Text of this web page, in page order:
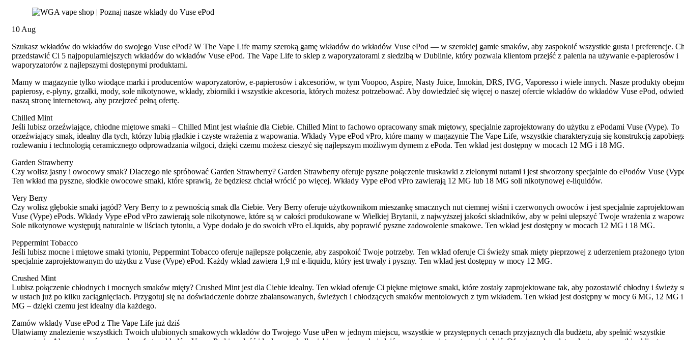
10 Aug
Szukasz wkładów do wkładów do swojego Vuse ePod? W The Vape Life mamy szeroką gamę wkładów do wkładów Vuse ePod — w szerokiej gamie smaków, aby zaspokoić wszystkie gusta i preferencje.
przedstawić Ci 5 najpopularniejszych wkładów do wkładów Vuse ePod. The Vape Life to sklep z waporyzatorami z siedzibą w Dublinie, który pozwala klientom przejść z palenia na używanie e-papierosów i
waporyzatorów z najlepszymi dostępnymi produktami.
Mamy w magazynie tylko wiodące marki i producentów waporyzatorów, e-papierosów i akcesoriów, w tym Voopoo, Aspire, Nasty Juice, Innokin, DRS, IVG, Vaporesso i wiele innych. Nasze produkty
papierosy, e-płyny, grzałki, mody, sole nikotynowe, wkłady, zbiorniki i wszystkie akcesoria, których możesz potrzebować. Aby dowiedzieć się więcej o naszej ofercie wkładów do wkładów Vuse ePod,
naszą stronę internetową, aby przejrzeć pełną ofertę.
Chilled Mint
Jeśli lubisz orzeźwiające, chłodne miętowe smaki – Chilled Mint jest właśnie dla Ciebie. Chilled Mint to fachowo opracowany smak miętowy, specjalnie zaprojektowany do użytku z ePodami Vuse (Vype). To
orzeźwiający smak, idealny dla tych, którzy lubią gładkie i czyste wrażenia z wapowania. Wkłady Vype ePod vPro, które mamy w magazynie The Vape Life, wszystkie charakteryzują się konstrukcją
rozlewaniu i technologią ceramicznego odprowadzania wilgoci, dzięki czemu możesz cieszyć się najlepszym możliwym dymem z ePoda. Ten wkład jest dostępny w mocach 12 MG i 18 MG.
Garden Strawberry
Czy wolisz jasny i owocowy smak? Dlaczego nie spróbować Garden Strawberry? Garden Strawberry oferuje pyszne połączenie truskawki z zielonymi nutami i jest stworzony specjalnie do ePodów Vuse
Ten wkład ma pyszne, słodkie owocowe smaki, które sprawią, że będziesz chciał wrócić po więcej. Wkłady Vype ePod vPro zawierają 12 MG lub 18 MG soli nikotynowej e-liquidów.
Very Berry
Czy wolisz głębokie smaki jagód? Very Berry to z pewnością smak dla Ciebie. Very Berry oferuje użytkownikom mieszankę smacznych nut ciemnej wiśni i czerwonych owoców i jest specjalnie
Vuse (Vype) ePods. Wkłady Vype ePod vPro zawierają sole nikotynowe, które są w całości produkowane w Wielkiej Brytanii, z najwyższej jakości składników, aby w pełni ulepszyć Twoje wrażenia z
Sole nikotynowe występują naturalnie w liściach tytoniu, a Vype dodało je do swoich vPro eLiquids, aby poprawić pyszne zadowolenie smakowe. Ten wkład jest dostępny w mocach 12 MG i 18 MG.
Peppermint Tobacco
Jeśli lubisz mocne i miętowe smaki tytoniu, Peppermint Tobacco oferuje najlepsze połączenie, aby zaspokoić Twoje potrzeby. Ten wkład oferuje Ci świeży smak mięty pieprzowej z uderzeniem prażonego
specjalnie zaprojektowanym do użytku z Vuse (Vype) ePod. Każdy wkład zawiera 1,9 ml e-liquidu, który jest trwały i pyszny. Ten wkład jest dostępny w mocy 12 MG.
Crushed Mint
Lubisz połączenie chłodnych i mocnych smaków mięty? Crushed Mint jest dla Ciebie idealny. Ten wkład oferuje Ci piękne miętowe smaki, które zostały zaprojektowane tak, aby pozostawić chłodny i świeży
w ustach już po kilku zaciągnięciach. Przygotuj się na doświadczenie dobrze zbalansowanych, świeżych i chłodzących smaków mentolowych z tym wkładem. Ten wkład jest dostępny w mocy 6 MG, 12 MG
MG – dzięki czemu jest idealny dla każdego.
Zamów wkłady Vuse ePod z The Vape Life już dziś
Ułatwiamy znalezienie wszystkich Twoich ulubionych smakowych wkładów do Twojego Vuse uPen w jednym miejscu, wszystkie w przystępnych cenach przyjaznych dla budżetu, aby spełnić wszystkie